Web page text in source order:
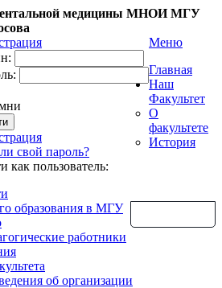
медицины МНОИ МГУ
свой пароль?
как пользователь:
Меню
Главная
Наш
Факультет
О
факультете
История
образования в МГУ
работники
об организации